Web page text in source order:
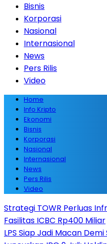
Bisnis
Korporasi
Nasional
Internasional
News
Pers Rilis
Video
Home
Info Kripto
Ekonomi
Bisnis
Korporasi
Nasional
Internasional
News
Pers Rilis
Video
Strategi TOWR Perluas
Fasilitas ICBC Rp400 Miliar
LPS Siap Jadi Macan